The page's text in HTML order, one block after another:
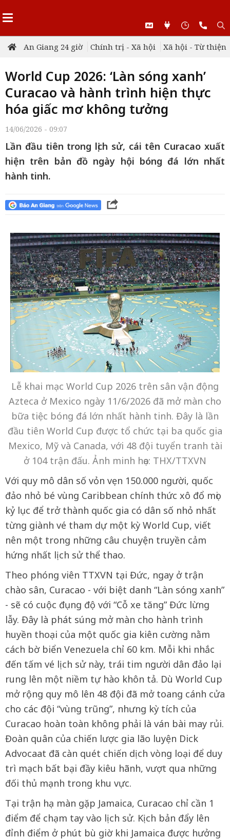
An Giang 24 giờ Chính trị - Xã hội Xã hội - Từ thiện
World Cup 2026: ‘Làn sóng xanh’
Curacao và hành trình hiện thực
hóa giấc mơ không tưởng
14/06/2026 - 09:07
Lần đầu tiên trong lịch sử, cái tên Curacao xuất
hiện trên bản đồ ngày hội bóng đá lớn nhất
hành tinh.
Lễ khai mạc World Cup 2026 trên sân vận động
Azteca ở Mexico ngày 11/6/2026 đã mở màn cho
bữa tiệc bóng đá lớn nhất hành tinh. Đây là lần
đầu tiên World Cup được tổ chức tại ba quốc gia
Mexico, Mỹ và Canada, với 48 đội tuyển tranh tài
ở 104 trận đấu. Ảnh minh họa: THX/TTXVN
Với quy mô dân số vỏn vẹn 150.000 người, quốc
đảo nhỏ bé vùng Caribbean chính thức xô đổ mọi
kỷ lục để trở thành quốc gia có dân số nhỏ nhất
từng giành vé tham dự một kỳ World Cup, viết
nên một trong những câu chuyện truyền cảm
hứng nhất lịch sử thể thao.
Theo phóng viên TTXVN tại Đức, ngay ở trận
chào sân, Curacao - với biệt danh “Làn sóng xanh”
- sẽ có cuộc đụng độ với “Cỗ xe tăng” Đức lừng
lẫy. Đây là phát súng mở màn cho hành trình
huyền thoại của một quốc gia kiên cường nằm
cách bờ biển Venezuela chỉ 60 km. Mỗi khi nhắc
đến tấm vé lịch sử này, trái tim người dân đảo lại
rung lên một niềm tự hào khôn tả. Dù World Cup
mở rộng quy mô lên 48 đội đã mở toang cánh cửa
cho các đội “vùng trũng”, nhưng kỳ tích của
Curacao hoàn toàn không phải là ván bài may rủi.
Đoàn quân của chiến lược gia lão luyện Dick
Advocaat đã càn quét chiến dịch vòng loại để duy
trì mạch bất bại đầy kiêu hãnh, vượt qua những
đối thủ mạnh trong khu vực.
Tại trận hạ màn gặp Jamaica, Curacao chỉ cần 1
điểm để chạm tay vào lịch sử. Kịch bản đẩy lên
đỉnh điểm ở phút bù giờ khi Jamaica được hưởng